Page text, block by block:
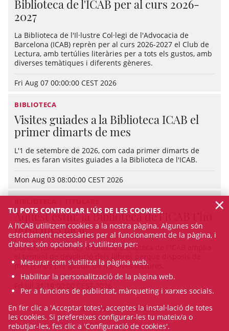
Biblioteca de l'ICAB per al curs 2026-
2027
La Biblioteca de l'Il·lustre Col·legi de l'Advocacia de
Barcelona (ICAB) reprèn per al curs 2026-2027 el Club de
Lectura, amb tertúlies literàries per a tots els gustos, amb
diverses temàtiques i diferents gèneres.
Fri Aug 07 00:00:00 CEST 2026
BIBLIOTECA
Visites guiades a la Biblioteca ICAB el
primer dimarts de mes
L'1 de setembre de 2026, com cada primer dimarts de
mes, es faran visites guiades a la Biblioteca de l'ICAB.
Mon Aug 03 08:00:00 CEST 2026
Aquest estiu, la Biblioteca de l’ICAB t’ho
posa més fàcil!
Durant les vacances d’estiu, la Biblioteca de l'ICAB amplia
més temps per gaudir de les teves lectures.
Fri Jul 31 19:00:00 CEST 2026
VEURE TOTES LES NOTÍCIES
TU POTS CONTROLAR L'ÚS DE LES COOKIES.
A l’ICAB utilitzem cookies a la nostra pàgina. Algunes són
estrictament necessàries per al funcionament de la pàgina, i
d'altres són opcionals i s'utilitzen per:
Mesurar com s'utilitza la pàgina web.
Habilitar la personalització de la pàgina web.
Per a funcions de publicitat, màrqueting i xarxes socials.
En fer clic a 'Acceptar totes', acceptes la instal·lació de totes
les cookies. Si prefereixes configurar-les tu mateix/a o
rebutjar-les, fes clic a 'Configuració de cookies'.
×